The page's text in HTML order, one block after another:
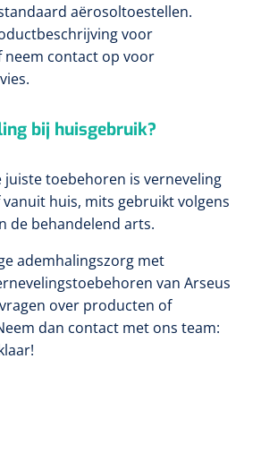
aërosoltoestellen.
voor
contact op voor
bij huisgebruik?
juiste toebehoren is verneveling
huis, mits gebruikt volgens
de behandelend arts.
ademhalingszorg met
van Arseus
over producten of
dan contact met ons team: